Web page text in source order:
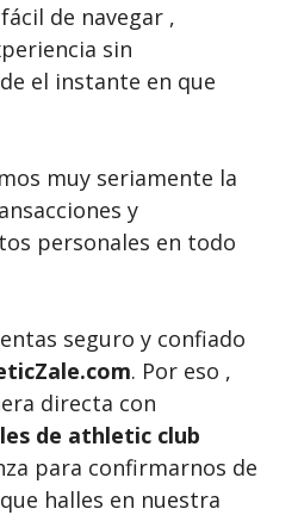
de navegar ,
sin
el instante en que
muy seriamente la
y
personales en todo
seguro y confiado
. Por eso ,
directa con
de athletic club
para confirmarnos de
halles en nuestra